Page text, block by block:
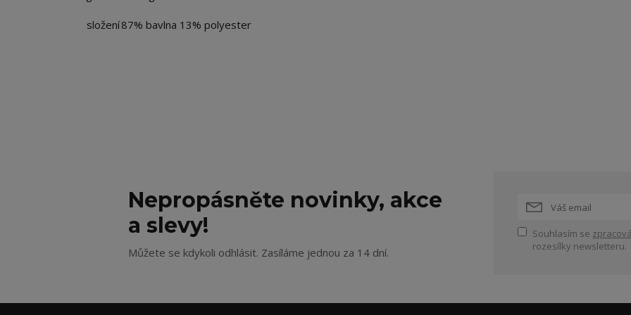
složení87% bavlna 13% polyester
Nepropásněte novinky, akce
a slevy!
Můžete se kdykoli odhlásit. Zasíláme jednou za 14 dní.
Souhlasím se
rozesílky newsletteru.